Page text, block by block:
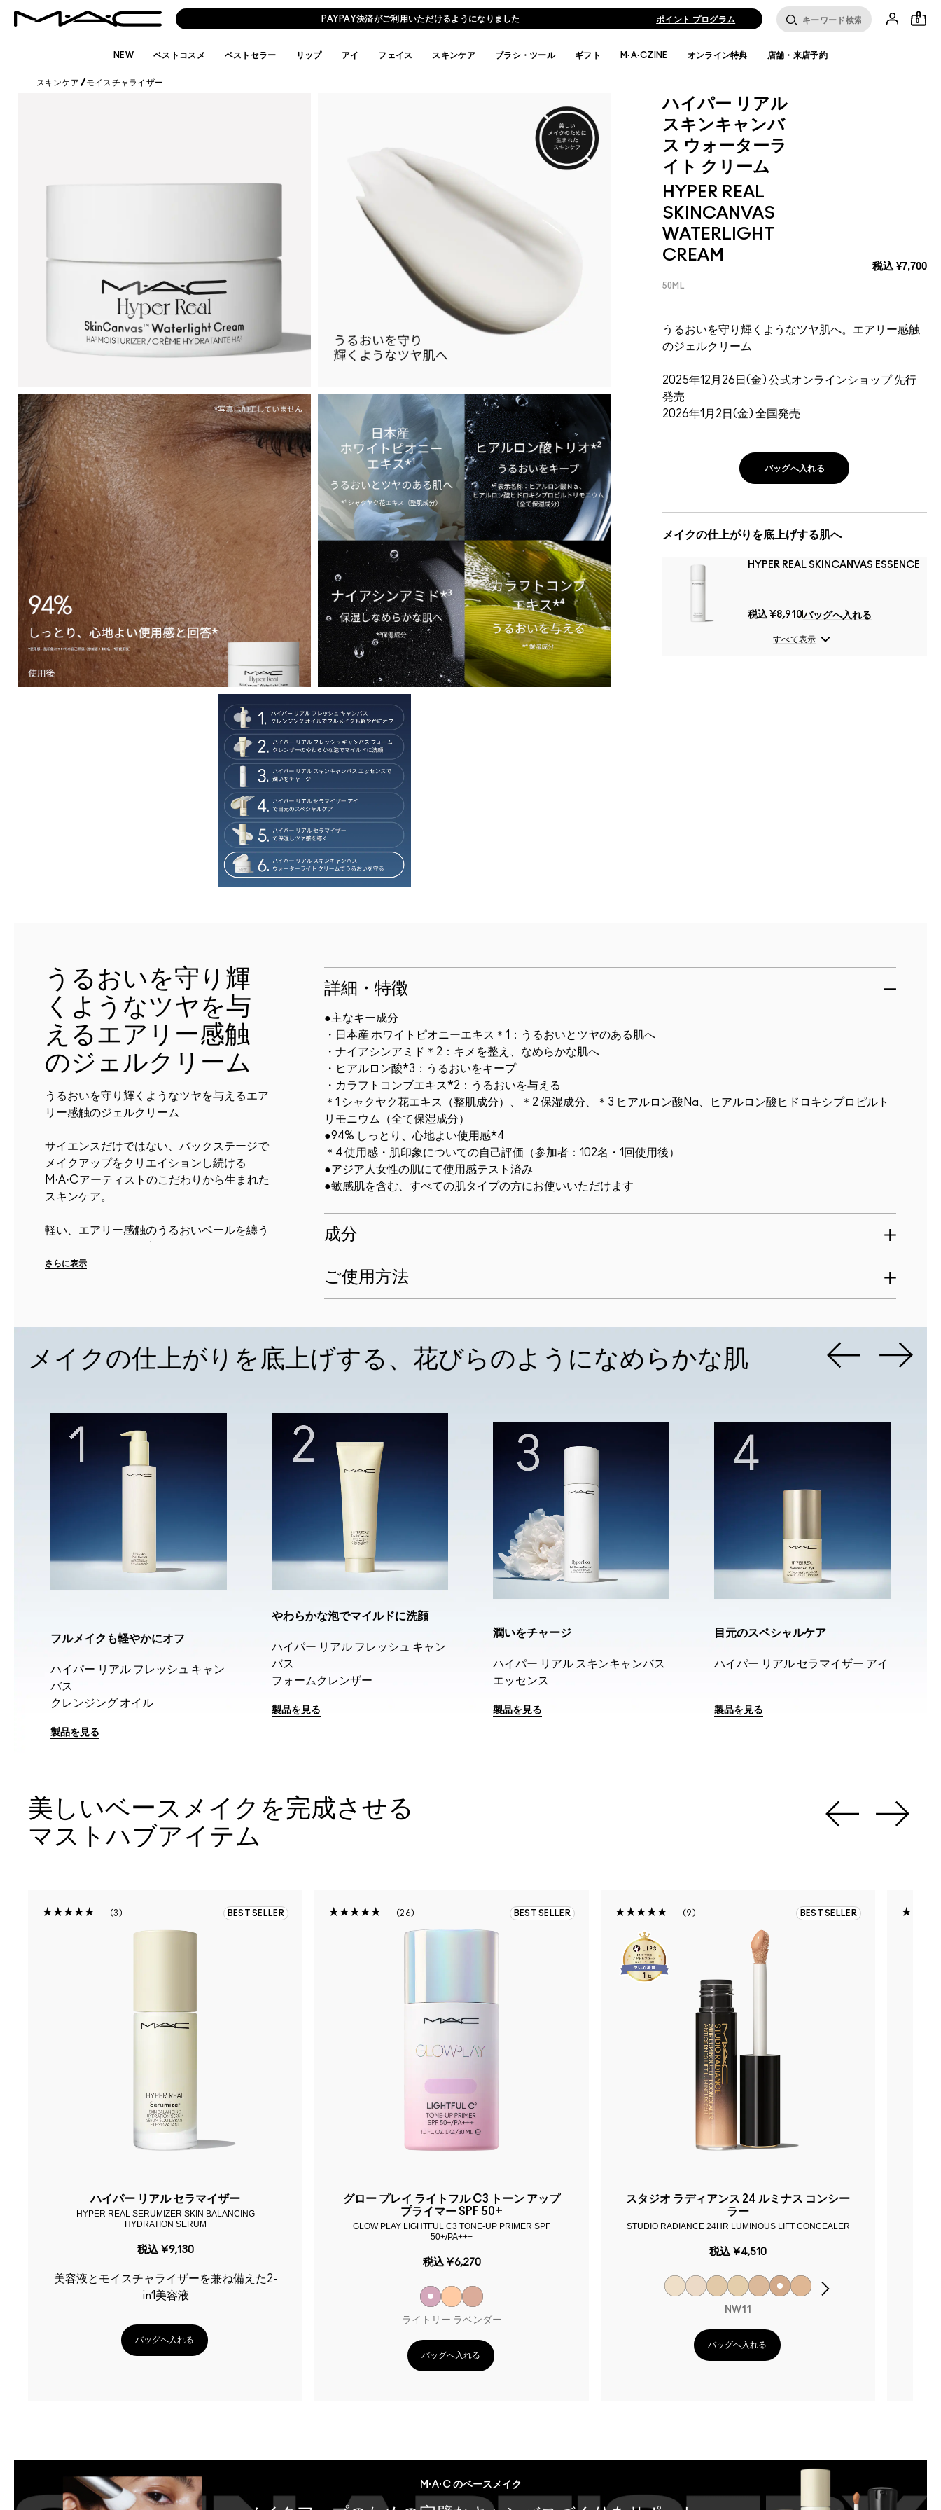
PAYPAY決済がご利用いただけるようになりました ポイント プログラム 0
NEW ベストコスメ ベストセラー リップ アイ フェイス スキンケア ブラシ・ツール ギフト M·A·CZINE オンライン特典 店舗・来店予約
スキンケア /モイスチャライザー
ハイパー リアル
スキンキャンバ
ス ウォーターラ
イト クリーム
HYPER REAL
SKINCANVAS
WATERLIGHT
CREAM
税込 ¥7,700
50ML
うるおいを守り輝くようなツヤ肌へ。エアリー感触
のジェルクリーム
2025年12月26日(金) 公式オンラインショップ 先行
発売
2026年1月2日(金) 全国発売
メイクの仕上がりを底上げする肌へ
HYPER REAL SKINCANVAS ESSENCE
税込 ¥8,910バッグへ入れる
すべて表示
バッグへ入れる
うるおいを守り輝
くようなツヤを与
えるエアリー感触
のジェルクリーム
うるおいを守り輝くようなツヤを与えるエア
リー感触のジェルクリーム
サイエンスだけではない、バックステージで
メイクアップをクリエイションし続ける
M·A·Cアーティストのこだわりから生まれた
スキンケア。
軽い、エアリー感触のうるおいベールを纏う
オ*でうるおい力をキープ。まるで花びらの
＊表示名...
さらに表示
詳細・特徴
●主なキー成分
・日本産 ホワイトピオニーエキス＊1：うるおいとツヤのある肌へ
・ナイアシンアミド＊2：キメを整え、なめらかな肌へ
・ヒアルロン酸*3：うるおいをキープ
・カラフトコンブエキス*2：うるおいを与える
＊1 シャクヤク花エキス（整肌成分）、＊2 保湿成分、＊3 ヒアルロン酸Na、ヒアルロン酸ヒドロキシプロピルト
リモニウム（全て保湿成分）
●94% しっとり、心地よい使用感*4
＊4 使用感・肌印象についての自己評価（参加者：102名・1回使用後）
●アジア人女性の肌にて使用感テスト済み
●敏感肌を含む、すべての肌タイプの方にお使いいただけます
成分
ご使用方法
メイクの仕上がりを底上げする、花びらのようになめらかな肌
フルメイクも軽やかにオフ
ハイパー リアル フレッシュ キャン
バス
クレンジング オイル
製品を見る
やわらかな泡でマイルドに洗顔
ハイパー リアル フレッシュ キャン
バス
フォームクレンザー
製品を見る
潤いをチャージ
ハイパー リアル スキンキャンバス
エッセンス
製品を見る
目元のスペシャルケア
ハイパー リアル セラマイザー アイ
製品を見る
美しいベースメイクを完成させる
マストハブアイテム
3 BEST SELLER
ハイパー リアル セラマイザー
HYPER REAL SERUMIZER SKIN BALANCING
HYDRATION SERUM
税込 ¥9,130
美容液とモイスチャライザーを兼ね備えた2-
in1美容液
バッグへ入れる
26 BEST SELLER
グロー プレイ ライトフル C3 トーン アップ
プライマー SPF 50+
GLOW PLAY LIGHTFUL C3 TONE-UP PRIMER SPF
50+/PA+++
税込 ¥6,270
ライトリー ラベンダー
バッグへ入れる
9 BEST SELLER
スタジオ ラディアンス 24 ルミナス コンシー
ラー
STUDIO RADIANCE 24HR LUMINOUS LIFT CONCEALER
税込 ¥4,510
NW11
バッグへ入れる
M·A·C のベースメイク